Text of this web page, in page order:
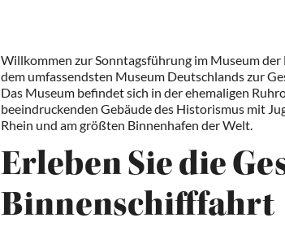
Willkommen zur Sonntagsführung im Museum
dem umfassendsten Museum Deutschlands zur
Das Museum befindet sich in der ehemaligen
beeindruckenden Gebäude des Historismus mit
Rhein und am größten Binnenhafen der Welt.
Erleben Sie die
Binnenschifffahrt